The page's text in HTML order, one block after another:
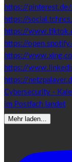
Cybersecurity -
im Postfach landet
Mehr laden...